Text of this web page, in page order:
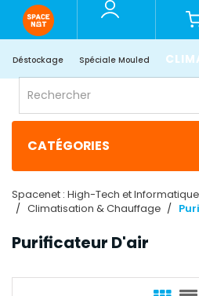
Déstockage Spéciale Mouled
CATÉGORIES
Spacenet : High-Tech et
Climatisation & Chauffage
Purificateur D'air